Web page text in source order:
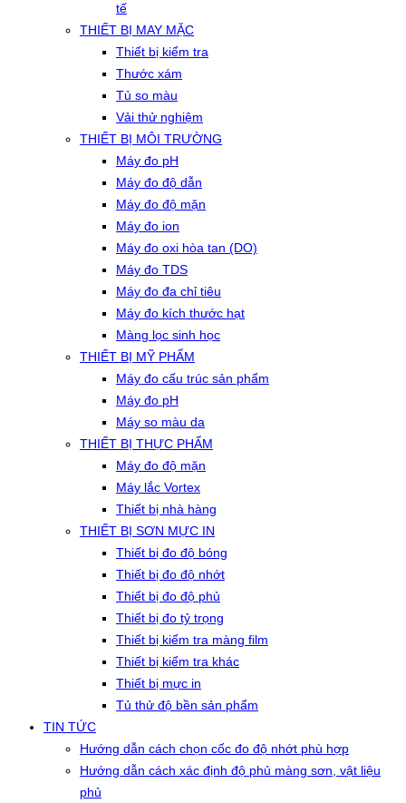
tế
THIẾT BỊ MAY MẶC
Thiết bị kiểm tra
Thước xám
Tủ so màu
Vải thử nghiệm
THIẾT BỊ MÔI TRƯỜNG
Máy đo pH
Máy đo độ dẫn
Máy đo độ mặn
Máy đo ion
Máy đo oxi hòa tan (DO)
Máy đo TDS
Máy đo đa chỉ tiêu
Máy đo kích thước hạt
Màng lọc sinh học
THIẾT BỊ MỸ PHẨM
Máy đo cấu trúc sản phẩm
Máy đo pH
Máy so màu da
THIẾT BỊ THỰC PHẨM
Máy đo độ mặn
Máy lắc Vortex
Thiết bị nhà hàng
THIẾT BỊ SƠN MỰC IN
Thiết bị đo độ bóng
Thiết bị đo độ nhớt
Thiết bị đo độ phủ
Thiết bị đo tỷ trọng
Thiết bị kiểm tra màng film
Thiết bị kiểm tra khác
Thiết bị mực in
Tủ thử độ bền sản phẩm
TIN TỨC
Hướng dẫn cách chọn cốc đo độ nhớt phù hợp
Hướng dẫn cách xác định độ phủ màng sơn, vật liệu
phủ